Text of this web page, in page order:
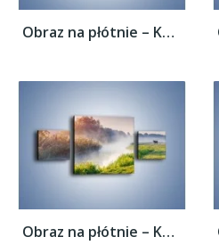
Obraz na płótnie – Koń o poranku –...
Obraz na płótnie – Koń o poranku –...